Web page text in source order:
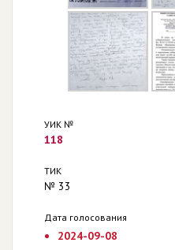
УИК №
118
ТИК
№ 33
Дата голосования
2024-09-08